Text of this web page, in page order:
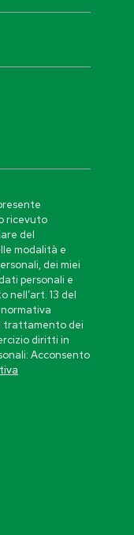
ricevuto
del
modalità e
dei miei
personali e
13 del
normativa
trattamento dei
diritti in
Acconsento